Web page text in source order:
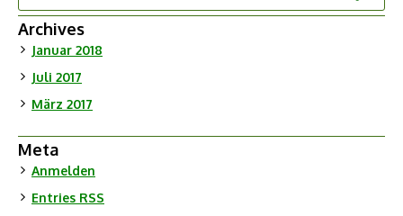
Archives
Januar 2018
Juli 2017
März 2017
Meta
Anmelden
Entries RSS